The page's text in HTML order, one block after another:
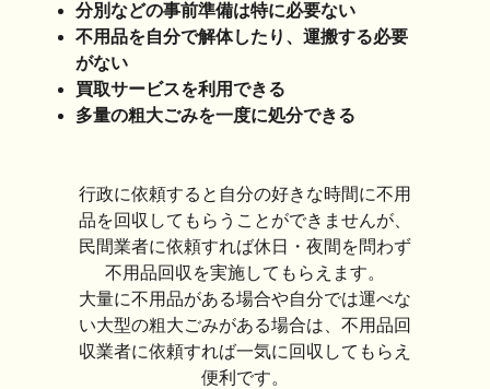
分別などの事前準備は特に必要ない
不用品を自分で解体したり、運搬する必要
がない
買取サービスを利用できる
多量の粗大ごみを一度に処分できる
行政に依頼すると自分の好きな時間に不用
品を回収してもらうことができませんが、
民間業者に依頼すれば休日・夜間を問わず
不用品回収を実施してもらえます。
大量に不用品がある場合や自分では運べな
い大型の粗大ごみがある場合は、不用品回
収業者に依頼すれば一気に回収してもらえ
便利です。